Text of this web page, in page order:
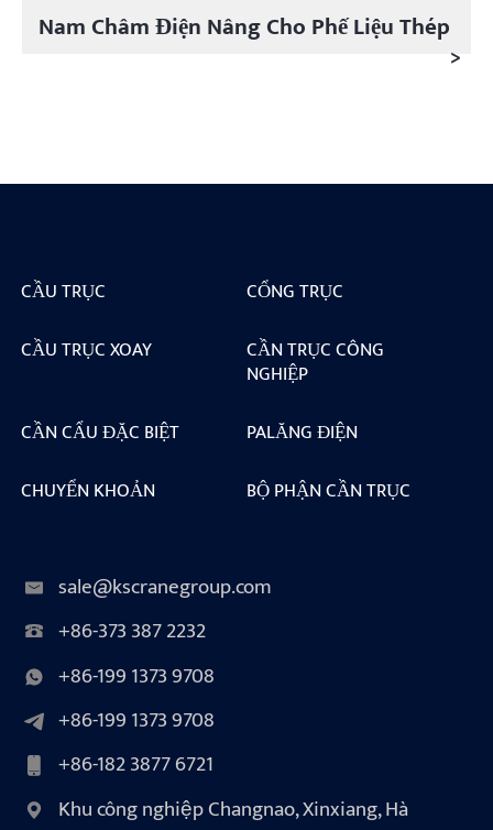
Nam Châm Điện Nâng Cho Phế Liệu Thép
>
CẦU TRỤC
CỔNG TRỤC
CẦU TRỤC XOAY
CẦN TRỤC CÔNG
NGHIỆP
CẦN CẨU ĐẶC BIỆT
PALĂNG ĐIỆN
CHUYỂN KHOẢN
BỘ PHẬN CẦN TRỤC
sale@kscranegroup.com
+86-373 387 2232
+86-199 1373 9708
+86-199 1373 9708
+86-182 3877 6721
Khu công nghiệp Changnao, Xinxiang, Hà